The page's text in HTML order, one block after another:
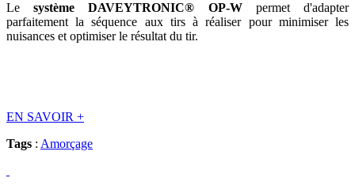
Lesystème DAVEYTRONIC® OP-Wpermet d'adapter
parfaitement la séquence aux tirs à réaliser pour minimiser les
nuisances et optimiser le résultat du tir.
EN SAVOIR +
Tags : Amorçage